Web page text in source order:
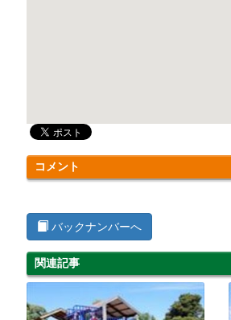
コメント
バックナンバーへ
関連記事